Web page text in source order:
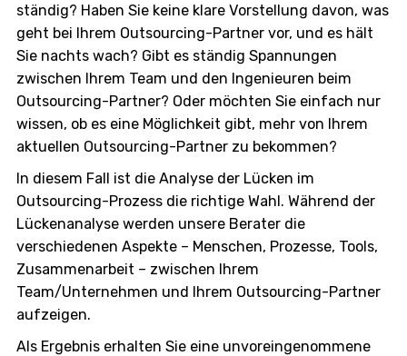
ständig? Haben Sie keine klare Vorstellung davon, was
geht bei Ihrem Outsourcing-Partner vor, und es hält
Sie nachts wach? Gibt es ständig Spannungen
zwischen Ihrem Team und den Ingenieuren beim
Outsourcing-Partner? Oder möchten Sie einfach nur
wissen, ob es eine Möglichkeit gibt, mehr von Ihrem
aktuellen Outsourcing-Partner zu bekommen?
In diesem Fall ist die Analyse der Lücken im
Outsourcing-Prozess die richtige Wahl. Während der
Lückenanalyse werden unsere Berater die
verschiedenen Aspekte – Menschen, Prozesse, Tools,
Zusammenarbeit – zwischen Ihrem
Team/Unternehmen und Ihrem Outsourcing-Partner
aufzeigen.
Als Ergebnis erhalten Sie eine unvoreingenommene